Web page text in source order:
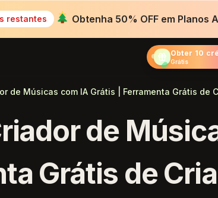
restantes Obtenha 50% OFF em Planos
Obter 10
Grátis
de Músicas com IA Grátis | Ferramenta Grátis de
de
Grátis de